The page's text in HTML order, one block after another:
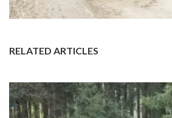
RELATED ARTICLES